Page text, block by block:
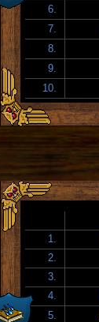
6.
7.
8.
9.
10.
1.
2.
3.
4.
5.